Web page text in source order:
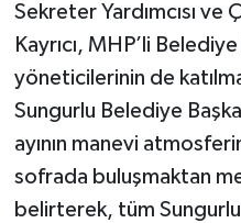
Sekreter Yardımcısı
Kayrıcı, MHP’li
yöneticilerinin de
Sungurlu Belediye
ayının manevi
sofrada buluşmaktan
belirterek, tüm
Uğurludağ
Sağlık